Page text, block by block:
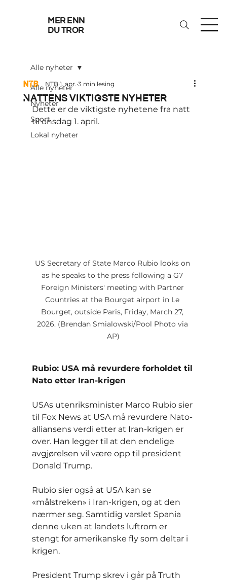
mer enn
du tror
Alle nyheter
Nyheter
Sport
Lokal nyheter
Alle nyheter
Nattens viktigste nyheter
NTB 1. apr. 3 min lesing
Dette er de viktigste nyhetene fra natt
til onsdag 1. april.
US Secretary of State Marco Rubio looks on
as he speaks to the press following a G7
Foreign Ministers' meeting with Partner
Countries at the Bourget airport in Le
Bourget, outside Paris, Friday, March 27,
2026. (Brendan Smialowski/Pool Photo via
AP)
Rubio: USA må revurdere forholdet til
Nato etter Iran-krigen
USAs utenriksminister Marco Rubio sier
til Fox News at USA må revurdere Nato-
alliansens verdi etter at Iran-krigen er
over. Han legger til at den endelige
avgjørelsen vil være opp til president
Donald Trump.
Rubio sier også at USA kan se
«målstreken» i Iran-krigen, og at den
nærmer seg. Samtidig varslet Spania
denne uken at landets luftrom er
stengt for amerikanske fly som deltar i
krigen.
President Trump skrev i går på Truth